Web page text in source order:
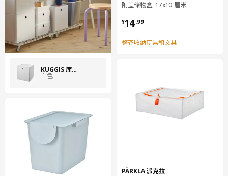
KUGGIS 库吉斯
白色
附盖储物盒, 17x10 厘米
¥14.99
¥ 14.99
整齐收纳玩具和文具
PÄRKLA 派克拉